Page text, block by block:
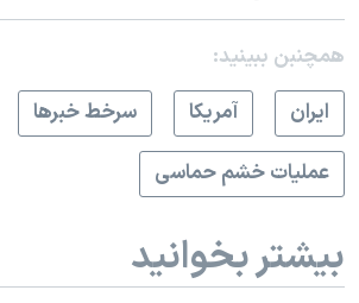
همچنبن ببینید:
ايران
آمريکا
سرخط خبرها
عملیات خشم حماسی
بیشتر بخوانید